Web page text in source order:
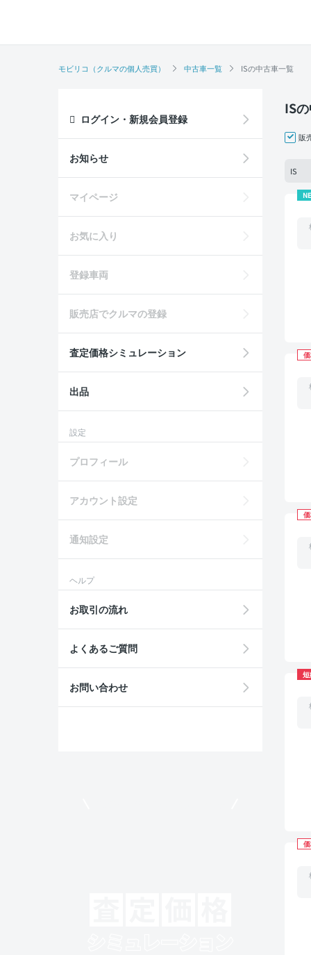
モビリコ（クルマの個人売買） 中古車一覧 ISの中古車一覧
IS
販
IS
ログイン・新規会員登録
お知らせ
マイページ
お気に入り
登録車両
販売店でクルマの登録
査定価格シミュレーション
出品
設定
プロフィール
アカウント設定
通知設定
ヘルプ
お取引の流れ
よくあるご質問
お問い合わせ